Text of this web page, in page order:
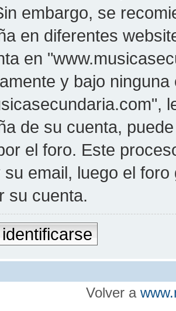
embargo, se
en diferentes
en
y bajo
de su cuenta,
el foro. Este
su email, luego el
su cuenta.
Volver a